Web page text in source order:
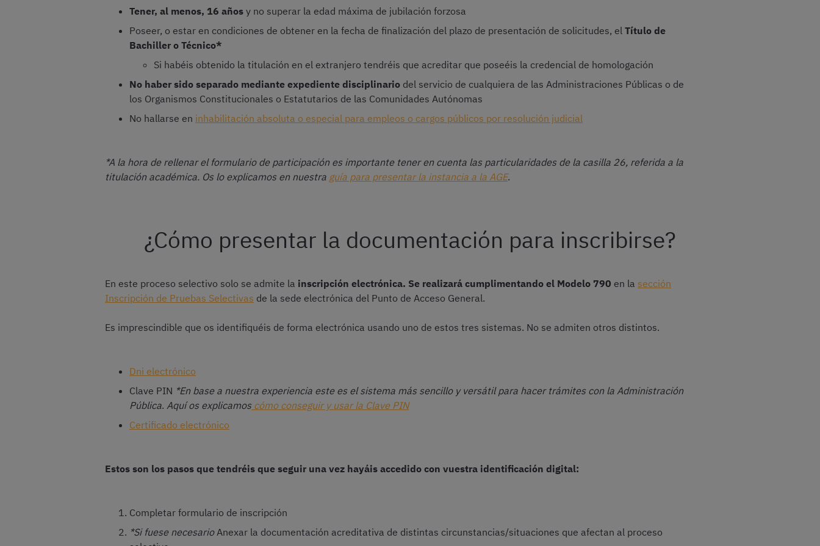
Tener, al menos, 16 años y no superar la edad máxima de jubilación forzosa
Poseer, o estar en condiciones de obtener en la fecha de finalización del plazo de presentación de solicitudes, el Título de
Bachiller o Técnico*
Si habéis obtenido la titulación en el extranjero tendréis que acreditar que poseéis la credencial de homologación
No haber sido separado mediante expediente disciplinario del servicio de cualquiera de las Administraciones Públicas o de
los Organismos Constitucionales o Estatutarios de las Comunidades Autónomas
No hallarse en inhabilitación absoluta o especial para empleos o cargos públicos por resolución judicial
*A la hora de rellenar el formulario de participación es importante tener en cuenta las particularidades de la casilla 26, referida a la
titulación académica. Os lo explicamos en nuestra guía para presentar la instancia a la AGE.
¿Cómo presentar la documentación para inscribirse?
En este proceso selectivo solo se admite la inscripción electrónica. Se realizará cumplimentando el Modelo 790 en la sección
Inscripción de Pruebas Selectivas de la sede electrónica del Punto de Acceso General.
Es imprescindible que os identifiquéis de forma electrónica usando uno de estos tres sistemas. No se admiten otros distintos.
Dni electrónico
Clave PIN *En base a nuestra experiencia este es el sistema más sencillo y versátil para hacer trámites con la Administración
Pública. Aquí os explicamos cómo conseguir y usar la Clave PIN
Certificado electrónico
Estos son los pasos que tendréis que seguir una vez hayáis accedido con vuestra identificación digital:
Completar formulario de inscripción
*Si fuese necesarioAnexar la documentación acreditativa de distintas circunstancias/situaciones que afectan al proceso